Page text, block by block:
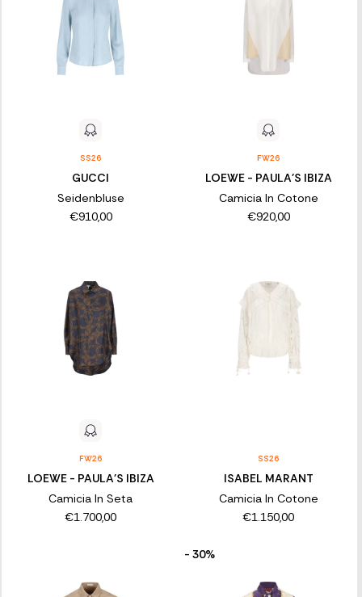
SS26
GUCCI
Seidenbluse
€910,00
FW26
LOEWE - PAULA'S IBIZA
Camicia In Cotone
€920,00
FW26
LOEWE - PAULA'S IBIZA
Camicia In Seta
€1.700,00
SS26
ISABEL MARANT
Camicia In Cotone
€1.150,00
- 30%